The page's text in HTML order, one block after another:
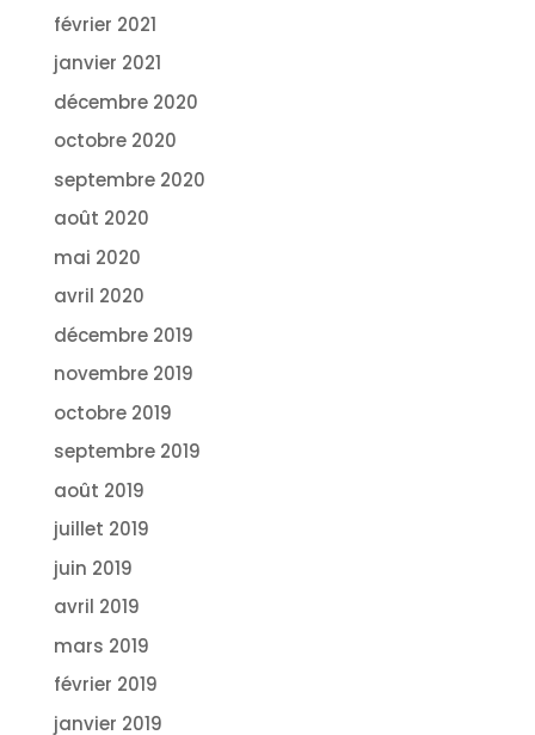
février 2021
janvier 2021
décembre 2020
octobre 2020
septembre 2020
août 2020
mai 2020
avril 2020
décembre 2019
novembre 2019
octobre 2019
septembre 2019
août 2019
juillet 2019
juin 2019
avril 2019
mars 2019
février 2019
janvier 2019